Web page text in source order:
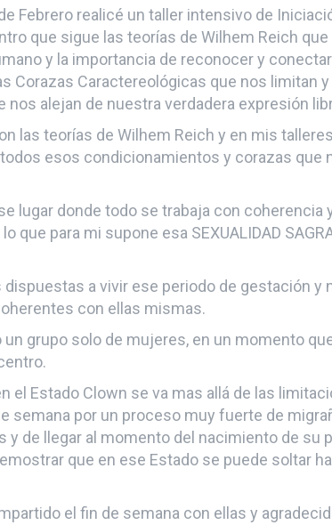
Febrero realicé un taller intensivo de
que sigue las teorías de Wilhem Reich
y la importancia de reconocer y
Corazas Caractereológicas que nos limitan
nos alejan de nuestra verdadera expresión
las teorías de Wilhem Reich y en mis
esos condicionamientos y corazas que
lugar donde todo se trabaja con coherencia
que para mi supone esa SEXUALIDAD
a vivir ese periodo de gestación y
con ellas mismas.
un grupo solo de mujeres, en un momento
el Estado Clown se va mas allá de las
semana por un proceso muy fuerte de
y de llegar al momento del nacimiento de su
que en ese Estado se puede soltar
el fin de semana con ellas y